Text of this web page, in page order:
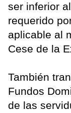
ser inferior
requerido
aplicable al
Cese de la
También
Fundos
de las